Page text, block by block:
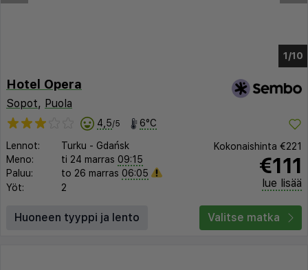
1/6
Hotel Opera
Sopot, Puola
4,5/5 6°C
Lennot: Turku - Gdańsk
Meno:
ti 24 marras 09:15
Paluu:
to 26 marras 06:05
Yöt:
2
Kokonaishinta €221
€111
lue lisää
Huoneen tyyppi ja lento Valitse matka